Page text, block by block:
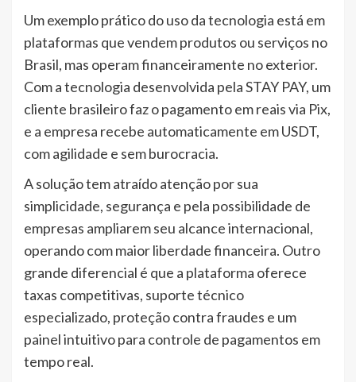
Um exemplo prático do uso da tecnologia está em
plataformas que vendem produtos ou serviços no
Brasil, mas operam financeiramente no exterior.
Com a tecnologia desenvolvida pela STAY PAY, um
cliente brasileiro faz o pagamento em reais via Pix,
e a empresa recebe automaticamente em USDT,
com agilidade e sem burocracia.
A solução tem atraído atenção por sua
simplicidade, segurança e pela possibilidade de
empresas ampliarem seu alcance internacional,
operando com maior liberdade financeira. Outro
grande diferencial é que a plataforma oferece
taxas competitivas, suporte técnico
especializado, proteção contra fraudes e um
painel intuitivo para controle de pagamentos em
tempo real.